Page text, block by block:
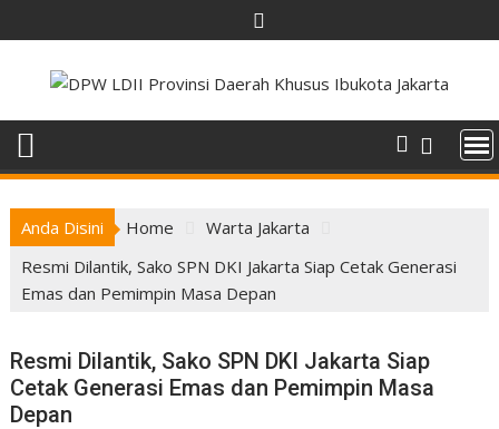
to
content
Anda Disini Home
Warta Jakarta
Resmi Dilantik, Sako SPN DKI Jakarta Siap Cetak Generasi
Emas dan Pemimpin Masa Depan
Resmi Dilantik, Sako SPN DKI Jakarta Siap
Cetak Generasi Emas dan Pemimpin Masa
Depan